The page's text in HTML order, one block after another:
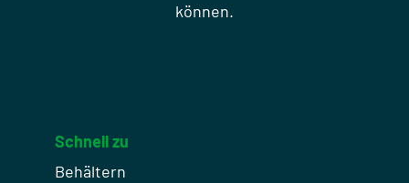
können.
Schnell zu
Behältern